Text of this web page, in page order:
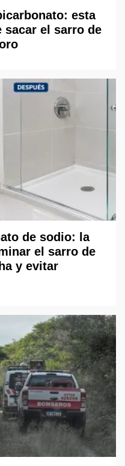
esta
sacar el sarro de
de sodio: la
el sarro de
y evitar